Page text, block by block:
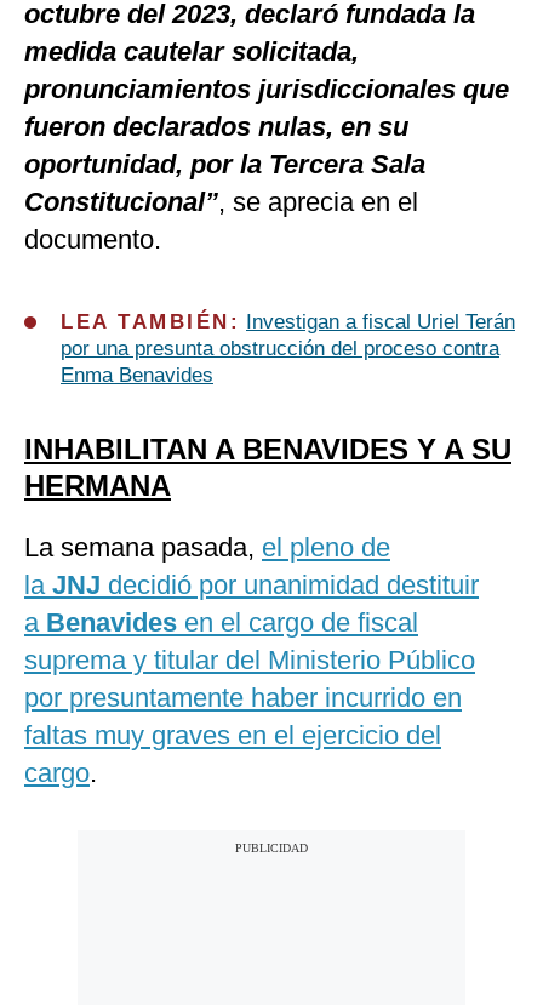
octubre del 2023, declaró fundada la
medida cautelar solicitada,
pronunciamientos jurisdiccionales que
fueron declarados nulas, en su
oportunidad, por la Tercera Sala
Constitucional”, se aprecia en el
documento.
LEA TAMBIÉN:
Investigan a fiscal Uriel Terán
por una presunta obstrucción del proceso contra
Enma Benavides
INHABILITAN A BENAVIDES Y A SU
HERMANA
La semana pasada, el pleno de
la JNJ decidió por unanimidad destituir
a Benavides en el cargo de fiscal
suprema y titular del Ministerio Público
por presuntamente haber incurrido en
faltas muy graves en el ejercicio del
cargo.